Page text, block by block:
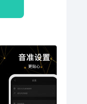
乐器调音
的;吉他调音：
超快速调
扰能力强，稳
尤克里里等乐
性化，的调音